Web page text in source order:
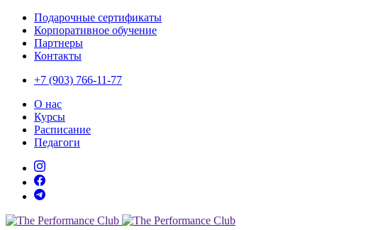
Подарочные сертификаты
Корпоративное обучение
Партнеры
Контакты
+7 (903) 766-11-77
О нас
Курсы
Расписание
Педагоги